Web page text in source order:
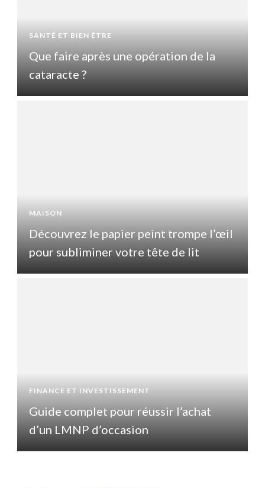
SANTÉ ET BIEN ÊTRE
Que faire après une opération de la
cataracte ?
MAISON
Découvrez le papier peint trompe l’œil
pour subliminer votre tête de lit
FINANCE ET INVESTISSEMENT
Guide complet pour réussir l’achat
d’un LMNP d’occasion